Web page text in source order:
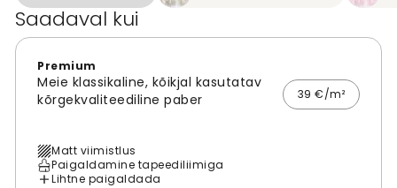
Saadaval kui
Premium
Meie klassikaline, kõikjal kasutatav
kõrgekvaliteediline paber
39 €/m²
Matt viimistlus
Paigaldamine tapeediliimiga
Lihtne paigaldada